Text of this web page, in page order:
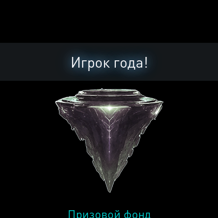
Игрок года!
Призовой фонд